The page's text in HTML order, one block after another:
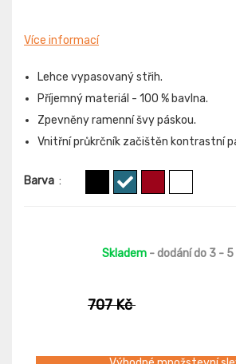
Více informací
Lehce vypasovaný střih.
Příjemný materiál - 100 % bavlna.
Zpevněny ramenní švy páskou.
Vnitřní průkrčník začištěn kontrastní
Barva :
Skladem - dodání do 3 - 5
707 Kč